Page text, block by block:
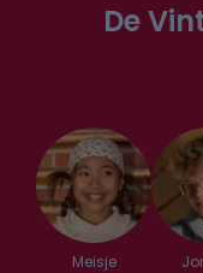
De
Meisje